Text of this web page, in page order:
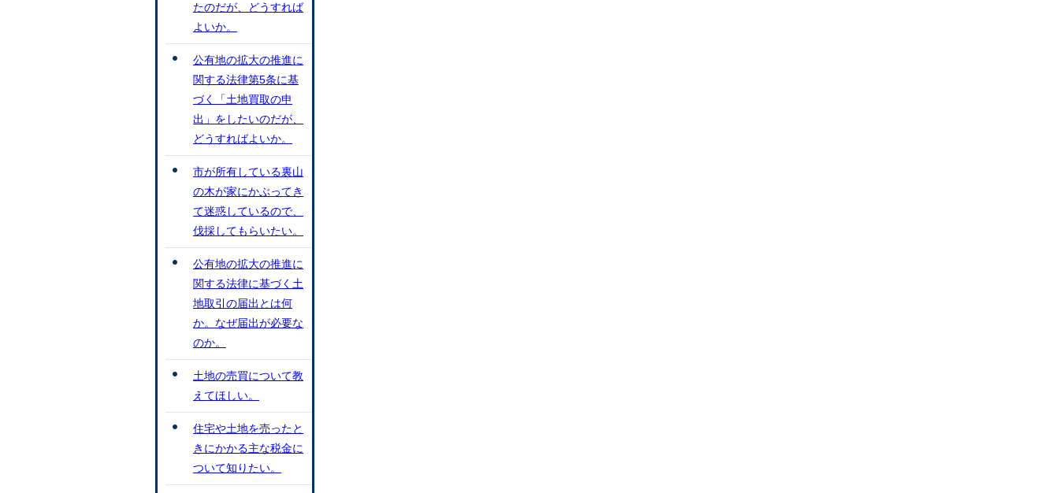
たのだが、どうすれば
よいか。
公有地の拡大の推進に
関する法律第5条に基
づく「土地買取の申
出」をしたいのだが、
どうすればよいか。
市が所有している裏山
の木が家にかぶってき
て迷惑しているので、
伐採してもらいたい。
公有地の拡大の推進に
関する法律に基づく土
地取引の届出とは何
か。なぜ届出が必要な
のか。
土地の売買について教
えてほしい。
住宅や土地を売ったと
きにかかる主な税金に
ついて知りたい。